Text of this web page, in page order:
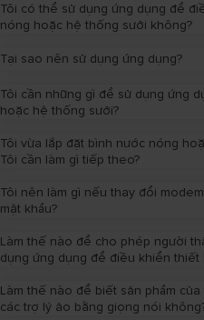
Tôi có thể sử dụng ứng dụng để
nóng hoặc hệ thống sưởi không?
Tại sao nên sử dụng ứng dụng?
Tôi cần những gì để sử dụng ứng
hoặc hệ thống sưởi?
Tôi vừa lắp đặt bình nước nóng
Tôi cần làm gì tiếp theo?
Tôi nên làm gì nếu thay đổi
mật khẩu?
Làm thế nào để cho phép người
dụng ứng dụng để điều khiển thiết
Làm thế nào để biết sản phẩm
các trợ lý ảo bằng giọng nói